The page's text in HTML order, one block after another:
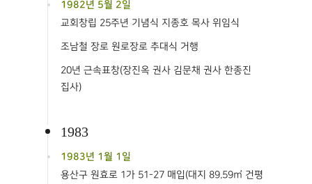
1982년 5월 2일
교회창립 25주년 기념식 지종호 목사 위임식
조남철 장로 원로장로 추대식 거행
20년 근속표창(장진옥 권사 김문채 권사 한종진
집사)
1983
1983년 1월 1일
용산구 원효로 1가 51-27 매입(대지 89.59㎡ 건평